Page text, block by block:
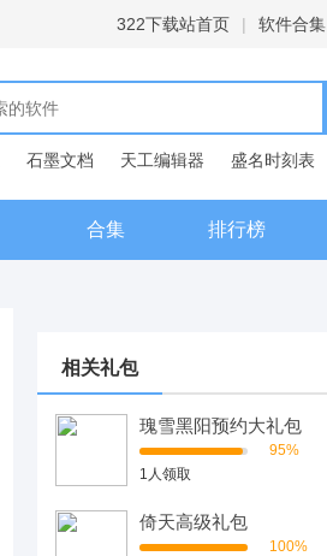
322下载站首页 | 软件合集
石墨文档 天工编辑器
盛名时刻表
合集 排行榜
相关礼包
瑰雪黑阳预约大礼包
95%
1人领取
倚天高级礼包
100%